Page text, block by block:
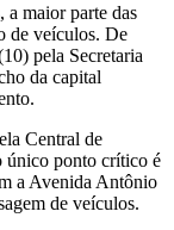
a maior parte das
de veículos. De
pela Secretaria
da capital
Central de
único ponto crítico é
a Avenida Antônio
de veículos.